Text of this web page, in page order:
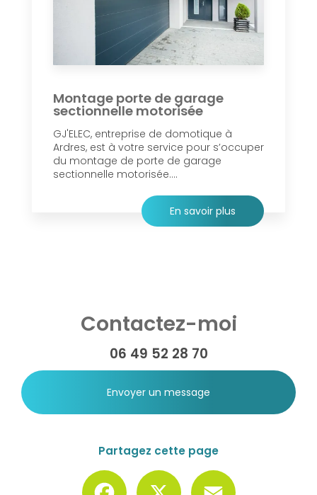
Montage porte de garage
sectionnelle motorisée
GJ'ELEC, entreprise de domotique à
Ardres, est à votre service pour s’occuper
du montage de porte de garage
sectionnelle motorisée....
En savoir plus
Contactez-moi
06 49 52 28 70
Envoyer un message
Partagez cette page
Facebook